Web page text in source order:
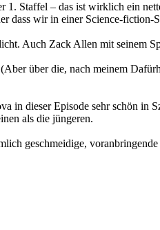
Staffel – das ist wirklich ein
dass wir in einer Science-fiction-
Auch Zack Allen mit seinem
über die, nach meinem
dieser Episode sehr schön in
als die jüngeren.
geschmeidige, voranbringende